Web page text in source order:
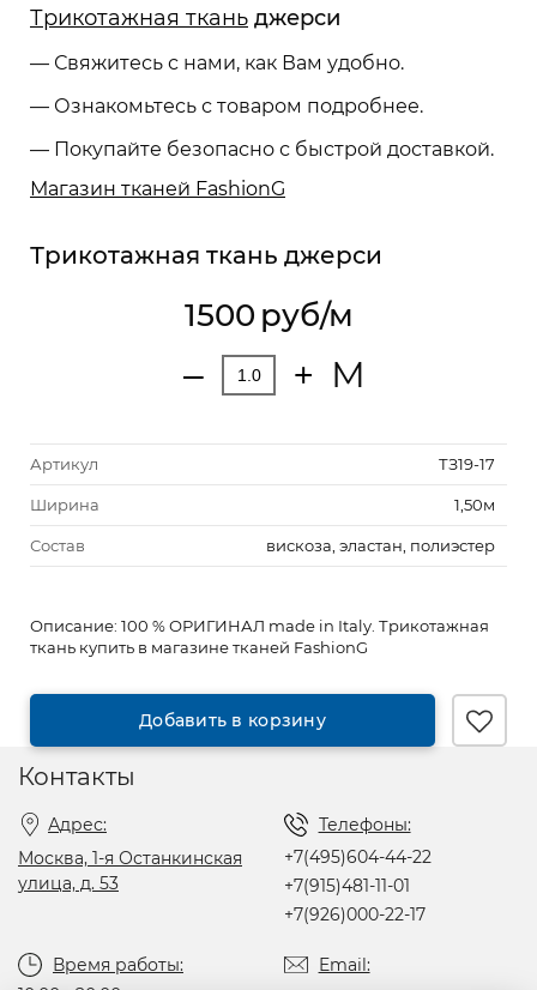
Трикотажная ткань джерси
— Свяжитесь с нами, как Вам удобно.
— Ознакомьтесь с товаром подробнее.
— Покупайте безопасно с быстрой доставкой.
Магазин тканей FashionG
Трикотажная ткань джерси
1500 руб/м
‒ + М
Артикул ТЗ19-17
Ширина 1,50м
Состав вискоза, эластан, полиэстер
Описание: 100 % ОРИГИНАЛ made in Italy. Трикотажная
ткань купить в магазине тканей FashionG
Добавить в корзину
Контакты
Адрес:
Москва, 1-я Останкинская
улица, д. 53
Телефоны:
+7(495)604-44-22
+7(915)481-11-01
+7(926)000-22-17
Время работы:
Email: